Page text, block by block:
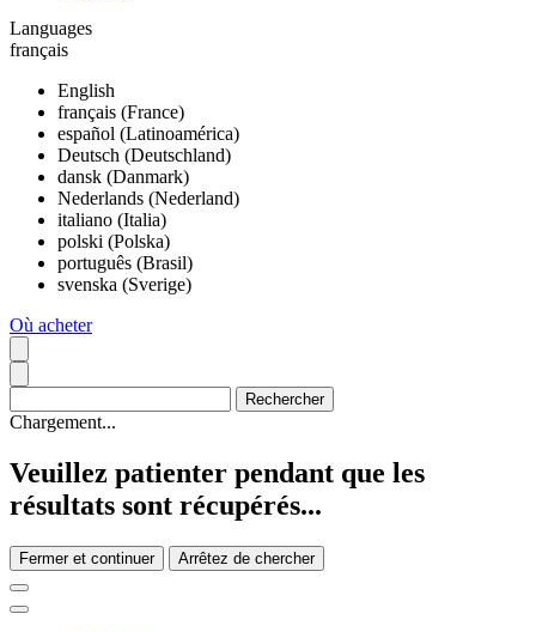
Languages
français
English
français (France)
español (Latinoamérica)
Deutsch (Deutschland)
dansk (Danmark)
Nederlands (Nederland)
italiano (Italia)
polski (Polska)
português (Brasil)
svenska (Sverige)
Où acheter
Chargement...
Veuillez patienter pendant que les
résultats sont récupérés...
Fermer et continuer Arrêtez de chercher